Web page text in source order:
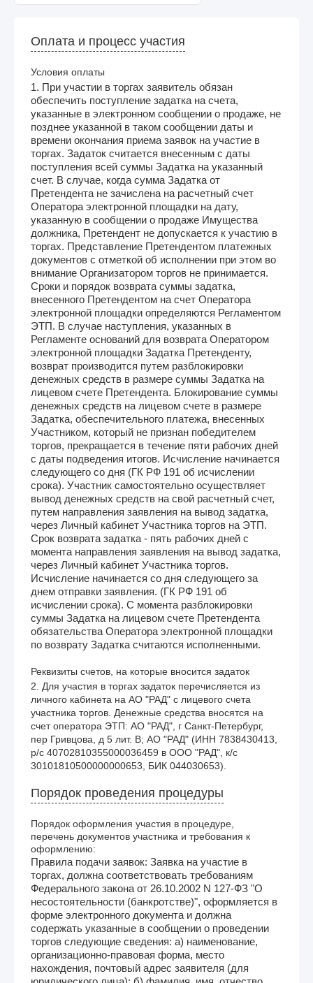
Оплата и процесс участия
Условия оплаты
1. При участии в торгах заявитель обязан
обеспечить поступление задатка на счета,
указанные в электронном сообщении о продаже, не
позднее указанной в таком сообщении даты и
времени окончания приема заявок на участие в
торгах. Задаток считается внесенным с даты
поступления всей суммы Задатка на указанный
счет. В случае, когда сумма Задатка от
Претендента не зачислена на расчетный счет
Оператора электронной площадки на дату,
указанную в сообщении о продаже Имущества
должника, Претендент не допускается к участию в
торгах. Представление Претендентом платежных
документов с отметкой об исполнении при этом во
внимание Организатором торгов не принимается.
Сроки и порядок возврата суммы задатка,
внесенного Претендентом на счет Оператора
электронной площадки определяются Регламентом
ЭТП. В случае наступления, указанных в
Регламенте оснований для возврата Оператором
электронной площадки Задатка Претенденту,
возврат производится путем разблокировки
денежных средств в размере суммы Задатка на
лицевом счете Претендента. Блокирование суммы
денежных средств на лицевом счете в размере
Задатка, обеспечительного платежа, внесенных
Участником, который не признан победителем
торгов, прекращается в течение пяти рабочих дней
с даты подведения итогов. Исчисление начинается
следующего со дня (ГК РФ 191 об исчислении
срока). Участник самостоятельно осуществляет
вывод денежных средств на свой расчетный счет,
путем направления заявления на вывод задатка,
через Личный кабинет Участника торгов на ЭТП.
Срок возврата задатка - пять рабочих дней с
момента направления заявления на вывод задатка,
через Личный кабинет Участника торгов.
Исчисление начинается со дня следующего за
днем отправки заявления. (ГК РФ 191 об
исчислении срока). С момента разблокировки
суммы Задатка на лицевом счете Претендента
обязательства Оператора электронной площадки
по возврату Задатка считаются исполненными.
Реквизиты счетов, на которые вносится задаток
2. Для участия в торгах задаток перечисляется из
личного кабинета на АО "РАД" с лицевого счета
участника торгов. Денежные средства вносятся на
счет оператора ЭТП: АО "РАД", г Санкт-Петербург,
пер Гривцова, д 5 лит. В; АО "РАД" (ИНН 7838430413,
р/с 40702810355000036459 в ООО "РАД", к/с
30101810500000000653, БИК 044030653).
Порядок проведения процедуры
Порядок оформления участия в процедуре,
перечень документов участника и требования к
оформлению:
Правила подачи заявок: Заявка на участие в
торгах, должна соответствовать требованиям
Федерального закона от 26.10.2002 N 127-ФЗ "О
несостоятельности (банкротстве)", оформляется в
форме электронного документа и должна
содержать указанные в сообщении о проведении
торгов следующие сведения: а) наименование,
организационно-правовая форма, место
нахождения, почтовый адрес заявителя (для